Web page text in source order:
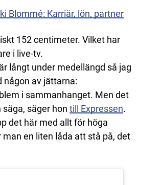
Blommé: Karriär, lön, partner
152 centimeter. Vilket har
i live-tv.
långt under medellängd så jag
någon av jättarna:
i sammanhanget. Men det
säger hon till Expressen.
det här med allt för höga
en liten låda att stå på, det